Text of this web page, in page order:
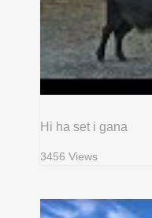
Hi ha set i gana
3456 Views